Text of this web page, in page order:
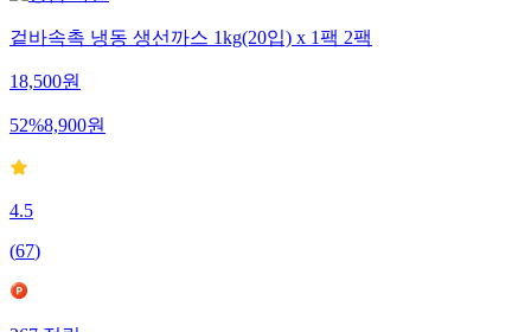
겉바속촉 냉동 생선까스 1kg(20입) x 1팩 2팩
18,500원
52%8,900원
4.5
(67)